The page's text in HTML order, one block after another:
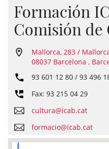
Formación
Comisión
Mallorca, 283 /
08037 Barcelona ,
93 601 12 80 / 93 496
Fax: 93 215 04 29
cultura@icab.cat
formacio@icab.cat